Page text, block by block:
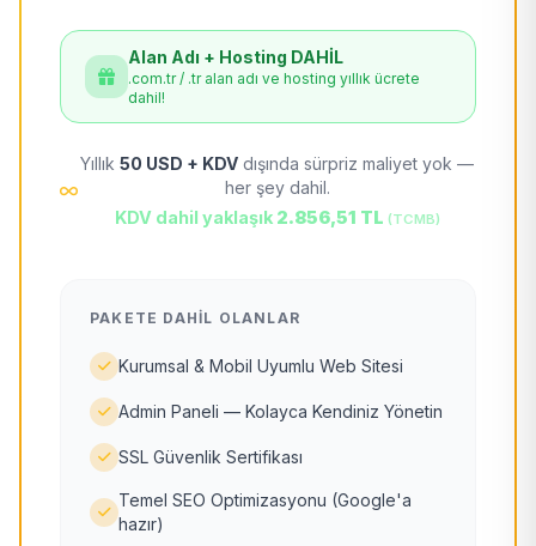
Alan Adı + Hosting DAHİL
.com.tr / .tr alan adı ve hosting yıllık ücrete
dahil!
Yıllık 50 USD + KDV dışında sürpriz maliyet yok —
her şey dahil.
KDV dahil yaklaşık 2.856,51 TL (TCMB)
PAKETE DAHIL OLANLAR
Kurumsal & Mobil Uyumlu Web Sitesi
Admin Paneli — Kolayca Kendiniz Yönetin
SSL Güvenlik Sertifikası
Temel SEO Optimizasyonu (Google'a
hazır)